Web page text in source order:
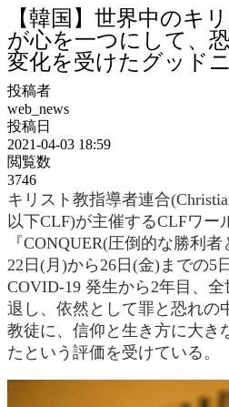
【韓国】世界中のキ
が心を一つにして、
変化を受けたグッド
投稿者
web_news
投稿日
2021-04-03 18:59
閲覧数
3746
キリスト教指導者連合
以下CLF)が主催するCLFワー
『CONQUER(圧倒的な勝利
22日(月)から26日(金)までの5
COVID-19 発生から2年目、
退し、依然として罪と恐れの
教徒に、信仰と生き方に大き
たという評価を受けている。